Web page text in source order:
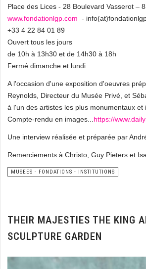
Place des Lices - 28 Boulevard Vasserot –
www.fondationlgp.com -
+33 4 22 84 01 89
Ouvert tous les jours
de 10h à 13h30 et de 14h30 à 18h
Fermé dimanche et lundi
A l'occasion d'une exposition d'oeuvres
Reynolds, Directeur du Musée Privé, et
à l'un des artistes les plus monumentaux
Compte-rendu en images... https://
Une interview réalisée et préparée par
Remerciements à Christo, Guy Pieters et
MUSEES - FONDATIONS - INSTITUTIONS
THEIR MAJESTIES THE KING
SCULPTURE GARDEN